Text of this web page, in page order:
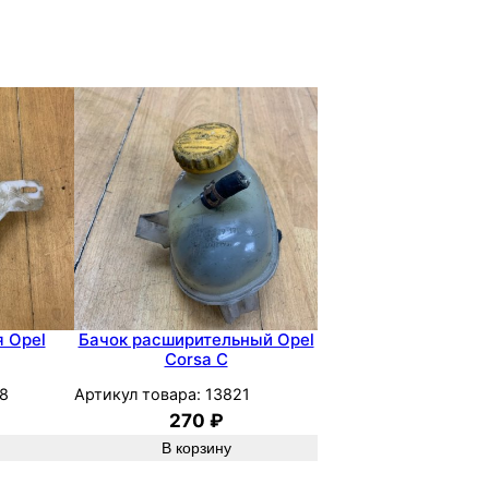
Opel
Бачок расширительный Opel
Corsa C
Артикул товара: 13821
270 ₽
В корзину